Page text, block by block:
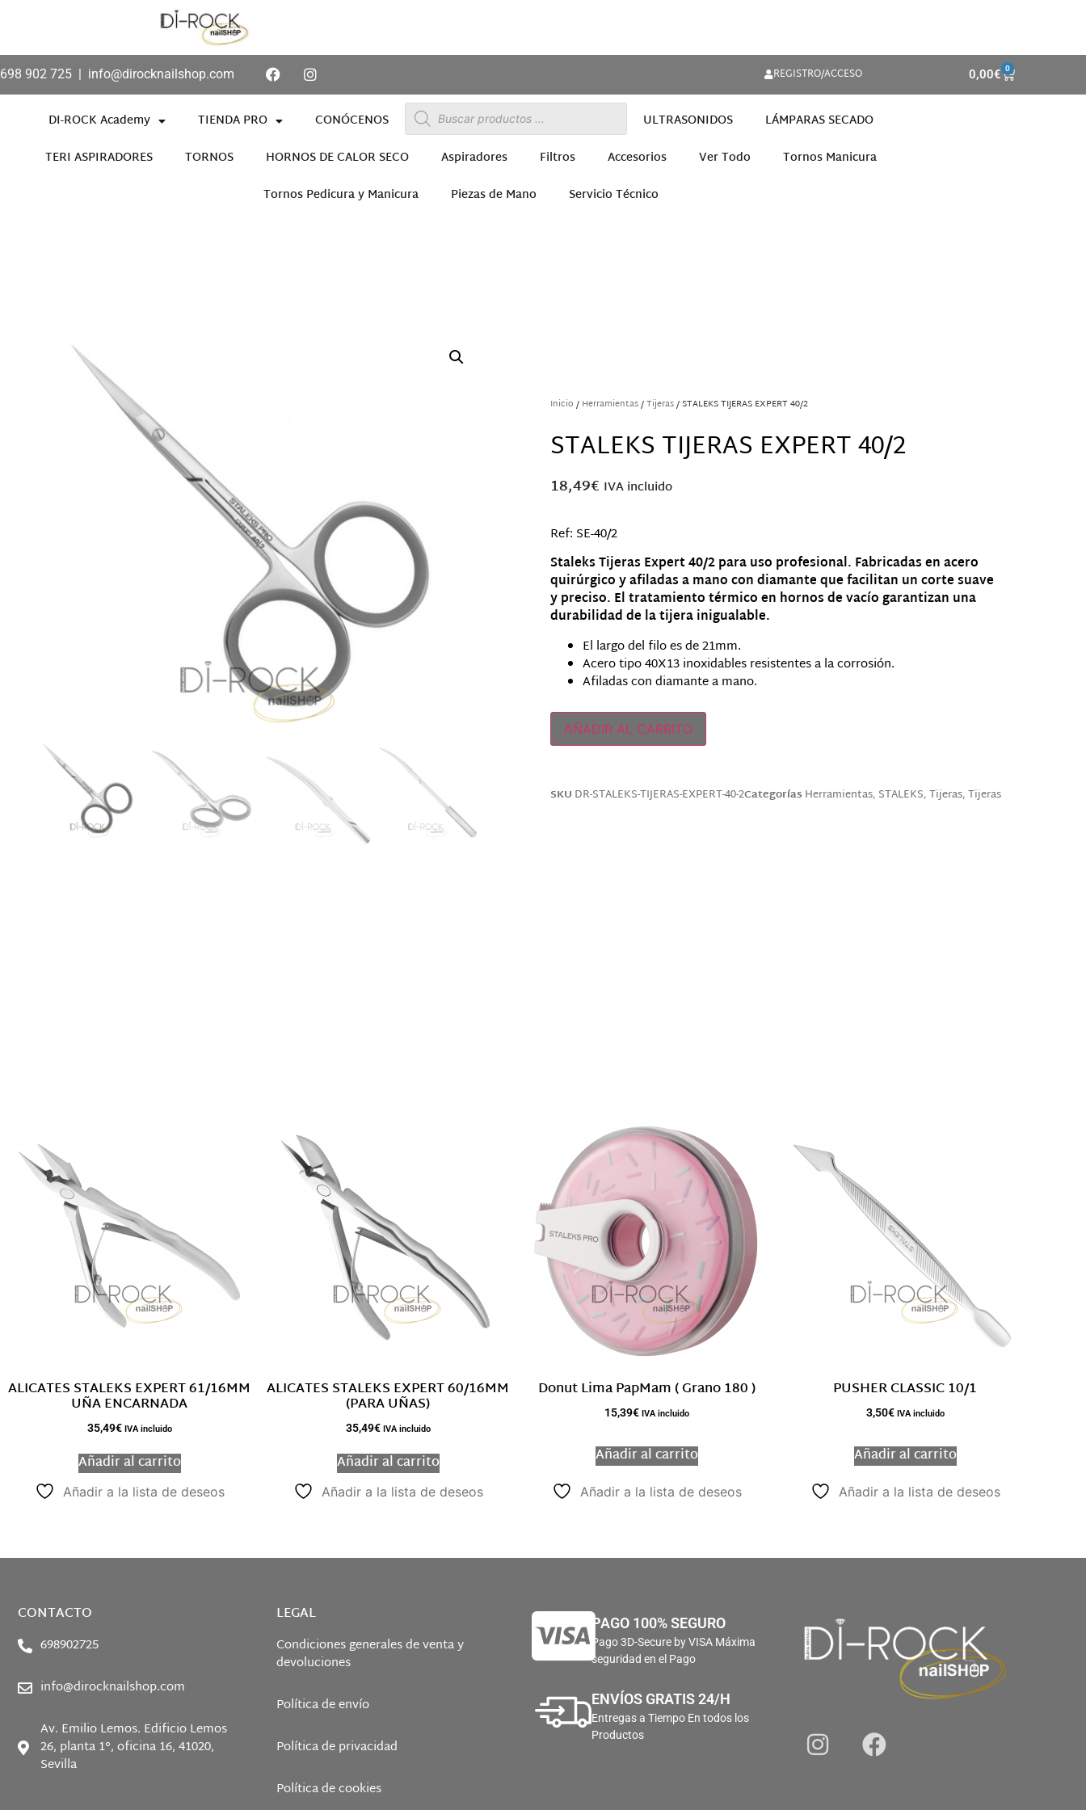
698 902 725 | info@dirocknailshop.com REGISTRO/ACCESO 0,00€ 0
DI-ROCK Academy TIENDA PRO CONÓCENOS ULTRASONIDOS
LÁMPARAS SECADO
TERI ASPIRADORES
TORNOS HORNOS DE CALOR SECO Aspiradores Filtros Accesorios Ver Todo
Tornos Manicura
Tornos Pedicura y Manicura
Piezas de Mano Servicio Técnico
Inicio / Herramientas/Tijeras/ STALEKS TIJERAS EXPERT 40/2
STALEKS TIJERAS EXPERT 40/2
18,49€ IVA incluido
Ref: SE-40/2
Staleks Tijeras Expert 40/2 para uso profesional. Fabricadas en acero
quirúrgico y afiladas a mano con diamante que facilitan un corte suave
y preciso. El tratamiento térmico en hornos de vacío garantizan una
durabilidad de la tijera inigualable.
El largo del filo es de 21mm.
Acero tipo 40X13 inoxidables resistentes a la corrosión.
Afiladas con diamante a mano.
AÑADIR AL CARRITO
SKU DR-STALEKS-TIJERAS-EXPERT-40-2Categorías Herramientas, STALEKS,Tijeras,Tijeras
ALICATES STALEKS EXPERT 61/16MM
UÑA ENCARNADA
35,49€ IVA incluido
Añadir al carrito
Añadir a la lista de deseos
ALICATES STALEKS EXPERT 60/16MM
(PARA UÑAS)
35,49€ IVA incluido
Añadir al carrito
Añadir a la lista de deseos
Donut Lima PapMam ( Grano 180 )
15,39€ IVA incluido
Añadir al carrito
Añadir a la lista de deseos
PUSHER CLASSIC 10/1
3,50€ IVA incluido
Añadir al carrito
Añadir a la lista de deseos
CONTACTO
698902725
info@dirocknailshop.com
Av. Emilio Lemos. Edificio Lemos
26, planta 1°, oficina 16, 41020,
Sevilla
LEGAL
Condiciones generales de venta y
devoluciones
Política de envío
Política de privacidad
Política de cookies
PAGO 100% SEGURO
Pago 3D-Secure by VISA Máxima
seguridad en el Pago
ENVÍOS GRATIS 24/H
Entregas a Tiempo En todos los
Productos